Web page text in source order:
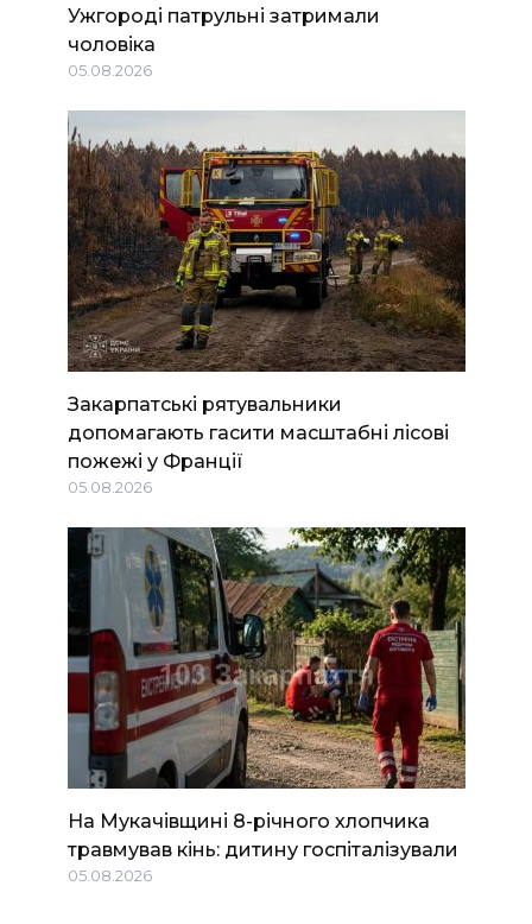
Ужгороді патрульні затримали
чоловіка
05.08.2026
Закарпатські рятувальники
допомагають гасити масштабні лісові
пожежі у Франції
05.08.2026
На Мукачівщині 8-річного хлопчика
травмував кінь: дитину госпіталізували
05.08.2026